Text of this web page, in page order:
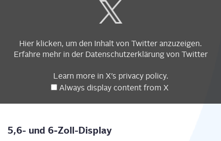
content
from
Hier kli­cken, um den Inhalt von Twit­ter anzuzeigen.
Erfah­re mehr in der Daten­schutz­er­klä­rungvon Twitter
Learn more in X’s pri­va­cy poli­cy.
Always dis­play con­tent from X
5,6- und 6‑Zoll-Dis­play